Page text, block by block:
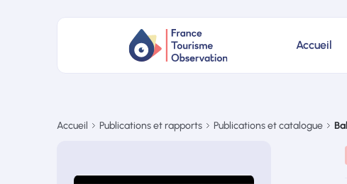
Accueil
Accueil Publications et rapports Publications et catalogue